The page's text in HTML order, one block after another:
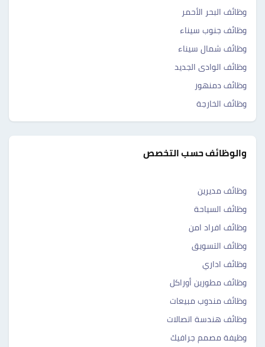
وظائف البحر الأحمر
وظائف جنوب سيناء
وظائف شمال سيناء
وظائف الوادى الجديد
وظائف دمنهور
وظائف الخارجة
والوظائف حسب التخصص
وظائف مديرين
وظائف السياحة
وظائف افراد امن
وظائف التسويق
وظائف اداري
وظائف مطورين أوراكل
وظائف مندوب مبيعات
وظائف هندسة اتصالات
وظيفة مصمم جرافيك